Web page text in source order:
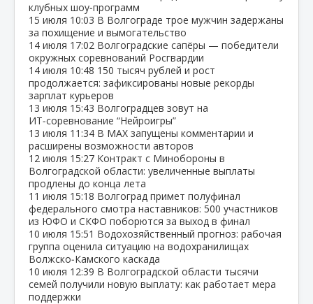
клубных шоу‑программ
15 июля 10:03 В Волгограде трое мужчин задержаны
за похищение и вымогательство
14 июля 17:02 Волгоградские сапёры — победители
окружных соревнований Росгвардии
14 июля 10:48 150 тысяч рублей и рост
продолжается: зафиксированы новые рекорды
зарплат курьеров
13 июля 15:43 Волгоградцев зовут на
ИТ‑соревнование “Нейроигры”
13 июля 11:34 В МАХ запущены комментарии и
расширены возможности авторов
12 июля 15:27 Контракт с Минобороны в
Волгоградской области: увеличенные выплаты
продлены до конца лета
11 июля 15:18 Волгоград примет полуфинал
федерального смотра наставников: 500 участников
из ЮФО и СКФО поборются за выход в финал
10 июля 15:51 Водохозяйственный прогноз: рабочая
группа оценила ситуацию на водохранилищах
Волжско‑Камского каскада
10 июля 12:39 В Волгоградской области тысячи
семей получили новую выплату: как работает мера
поддержки